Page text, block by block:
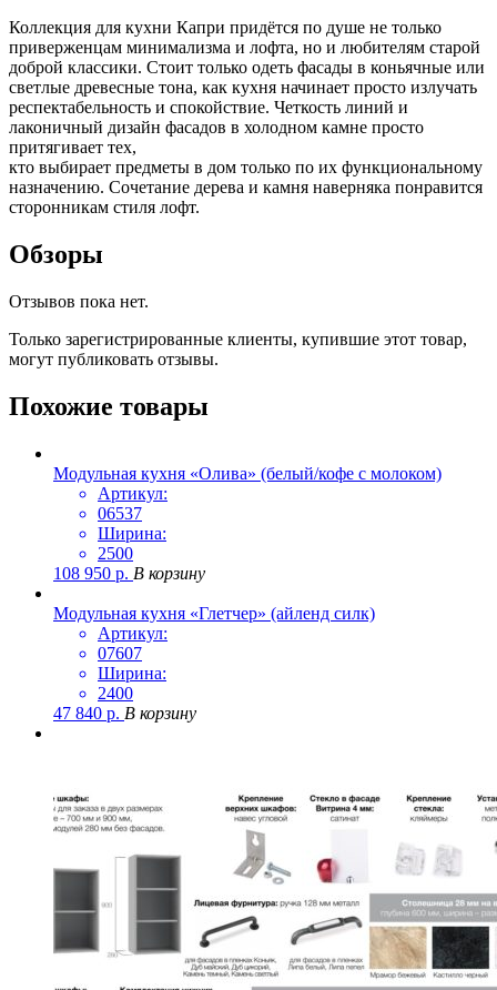
Коллекция для кухни Капри придётся по душе не только
приверженцам минимализма и лофта, но и любителям старой
доброй классики. Стоит только одеть фасады в коньячные или
светлые древесные тона, как кухня начинает просто излучать
респектабельность и спокойствие. Четкость линий и
лаконичный дизайн фасадов в холодном камне просто
притягивает тех,
кто выбирает предметы в дом только по их функциональному
назначению. Сочетание дерева и камня наверняка понравится
сторонникам стиля лофт.
Обзоры
Отзывов пока нет.
Только зарегистрированные клиенты, купившие этот товар,
могут публиковать отзывы.
Похожие товары
Модульная кухня «Олива» (белый/кофе с молоком)
Артикул:
06537
Ширина:
2500
108 950 р. В корзину
Модульная кухня «Глетчер» (айленд силк)
Артикул:
07607
Ширина:
2400
47 840 р. В корзину